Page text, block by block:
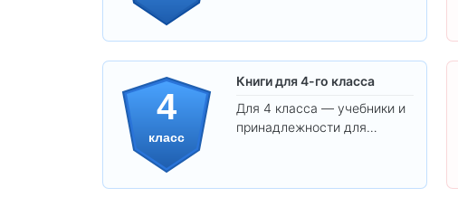
4
класс
Книги для 4-го класса
Для 4 класса — учебники и
принадлежности для